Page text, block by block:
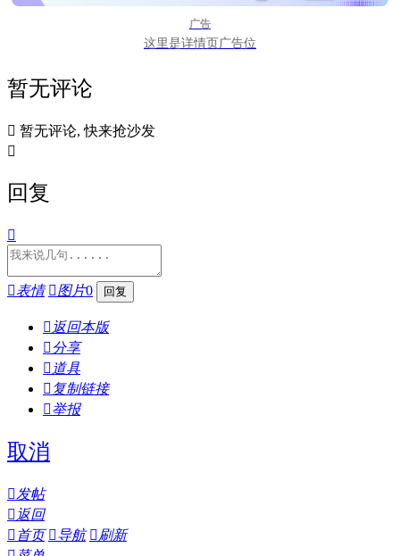
广告
这里是详情页广告位
暂无评论
 暂无评论, 快来抢沙发

回复

表情 图片0
 返回本版
分享
 道具
 复制链接
举报
取消
发帖
 返回
 首页 导航 刷新